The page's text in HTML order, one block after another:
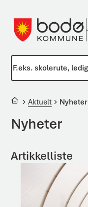
Du er her:
Aktuelt Nyheter
Nyheter
Artikkelliste